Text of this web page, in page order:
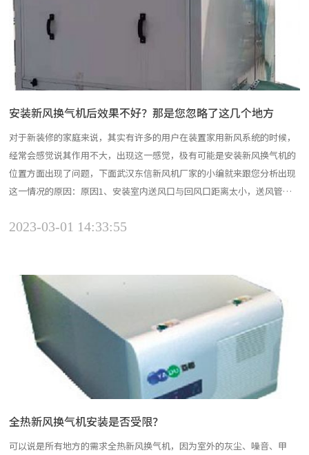
安装新风换气机后效果不好？那是您忽略了这几个地方
对于新装修的家庭来说，其实有许多的用户在装置家用新风系统的时候，
经常会感觉说其作用不大，出现这一感觉，极有可能是安装新风换气机的
位置方面出现了问题，下面武汉东信新风机厂家的小编就来跟您分析出现
这一情况的原因：原因1、安装室内送风口与回风口距离太小，送风管道
速排出室外，导致安装的新风系统几乎没有作用。对策：延伸管道至每间
2023-03-01 14:33:55
全热新风换气机安装是否受限？
可以说是所有地方的需求全热新风换气机，因为室外的灰尘、噪音、甲